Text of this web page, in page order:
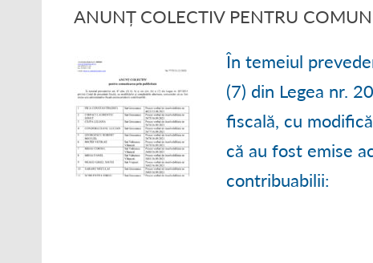
CIRCUMSCRIPȚIE
● HOTĂRÂRI / ANUNȚURI
● ALTE INFORMAȚII
● REGULAMENT
● ORGANIGRAMĂ
● STRATEGII DE
●
●
ANUNȚ COLECTIV PENTRU
În temeiul
(7) din Legea nr.
fiscală, cu
că au fost emise
contribuabilii: